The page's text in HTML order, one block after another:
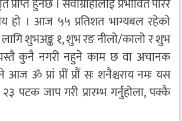
हुनेछ । सेवाग्राहीलाई प्रभावित पारेर
हो । आज ५५ प्रतिशत भाग्यबल रहेको
शुभअङ्क १, शुभ रङ नीलो/कालो र शुभ
कुनै नगरी नहुने काम छ वा अचानक
आज ॐ प्रां प्रीं प्रौं सः शनैश्चराय नमः यस
२३ पटक जाप गरी प्रारम्भ गर्नुहोला, पक्कै